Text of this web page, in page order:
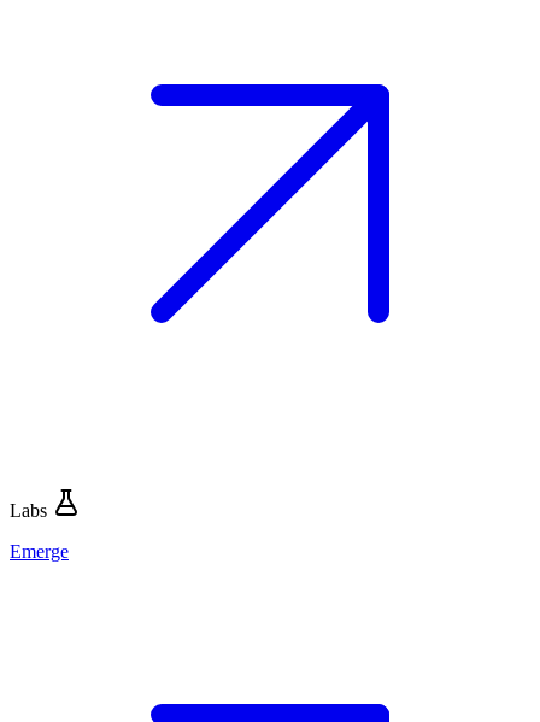
Labs
Emerge